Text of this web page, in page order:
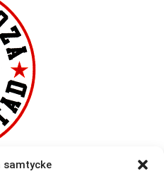
samtycke